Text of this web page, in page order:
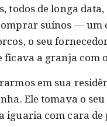
todos de longa
suínos ―
o seu
ficava a granja com
em sua
Ele tomava o
iguaria com cara